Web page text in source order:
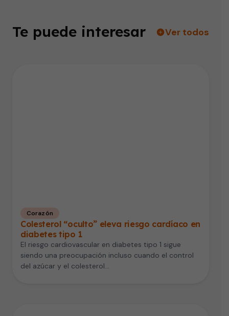
Te puede interesar Ver todos
Corazón
Colesterol “oculto” eleva riesgo cardíaco en
diabetes tipo 1
El riesgo cardiovascular en diabetes tipo 1 sigue
siendo una preocupación incluso cuando el control
del azúcar y el colesterol…